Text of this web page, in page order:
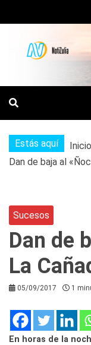
al
contenido
Estás aquí Inicio
Dan de baja al
Sucesos
Dan de
La
05/09/2017 1
En horas de la